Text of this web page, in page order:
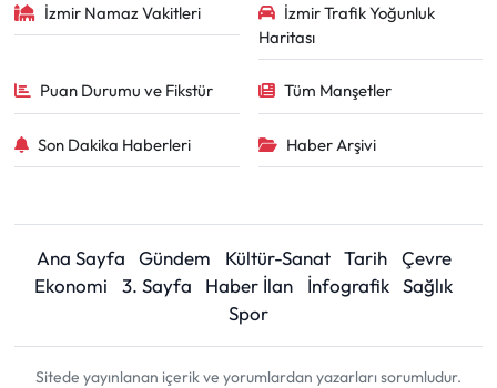
İzmir Namaz Vakitleri
İzmir Trafik Yoğunluk
Haritası
Puan Durumu ve Fikstür Tüm Manşetler
Son Dakika Haberleri Haber Arşivi
Ana Sayfa Gündem Kültür-Sanat Tarih
Çevre
Ekonomi
3. Sayfa Haber İlan İnfografik Sağlık
Spor
Sitede yayınlanan içerik ve yorumlardan yazarları sorumludur.